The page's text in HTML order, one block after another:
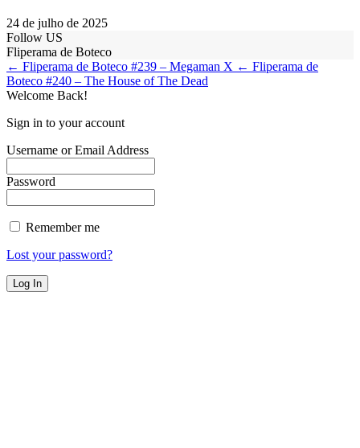
24 de julho de 2025
Follow US
Fliperama de Boteco
← Fliperama de Boteco #239 – Megaman X ← Fliperama de
Boteco #240 – The House of The Dead
Welcome Back!
Sign in to your account
Username or Email Address
Password
Remember me
Lost your password?